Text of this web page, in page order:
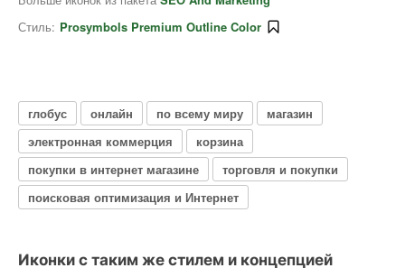
Стиль: Prosymbols Premium Outline Color
глобус онлайн по всему миру
магазин
электронная коммерция
корзина
покупки в интернет магазине
торговля и покупки
поисковая оптимизация и Интернет
Иконки с таким же стилем и концепцией